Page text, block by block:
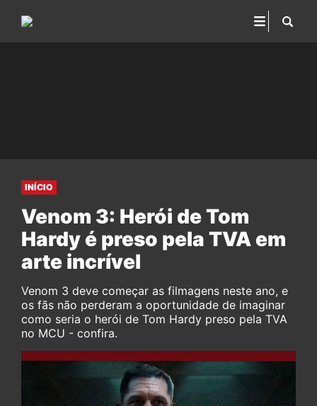
INÍCIO
Venom 3: Herói de Tom
Hardy é preso pela TVA em
arte incrível
Venom 3 deve começar as filmagens neste ano, e
os fãs não perderam a oportunidade de imaginar
como seria o herói de Tom Hardy preso pela TVA
no MCU - confira.